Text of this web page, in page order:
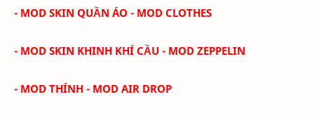
- MOD SKIN QUẦN ÁO - MOD CLOTHES
- MOD SKIN KHINH KHÍ CẦU - MOD ZEPPELIN
- MOD THÍNH - MOD AIR DROP